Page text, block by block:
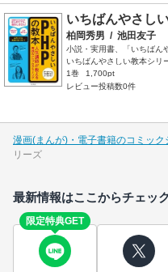
いちばんやさし
柏岡秀男 / 池田友子
小説・実用書、「いちばん
いちばんやさしい教本シリ
1巻
1,700pt
レビュー投稿数0件
漫画(まんが)・電子書籍のコミック
リーズ
最新情報はここからチェッ
限定特典GET